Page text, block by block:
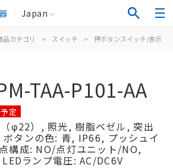
Japan
品カテゴリ > スイッチ > 押ボタンスイッチ/表示灯
TAA-P101-AA
定
φ22）, 照光, 樹脂ベゼル, 突出
タンの色: 青, IP66, プッシュイ
構成: NO/点灯ユニット/NO,
ランプ電圧: AC/DC6V